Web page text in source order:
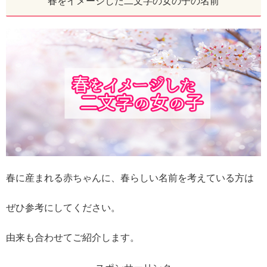
春に産まれる赤ちゃんに、春らしい名前を考えている方は
ぜひ参考にしてください。
由来も合わせてご紹介します。